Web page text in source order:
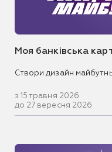
Моя банківська
Створи дизайн
з 15 травня 2026
до 27 вересня 2026